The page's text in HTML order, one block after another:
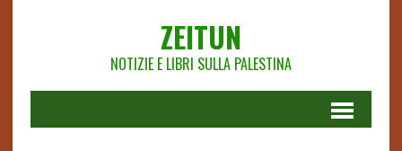
ZEITUN
NOTIZIE E LIBRI SULLA PALESTINA